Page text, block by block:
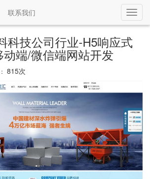
联系我们
科技公司行业-H5响应式
端/微信端网站开发
815次